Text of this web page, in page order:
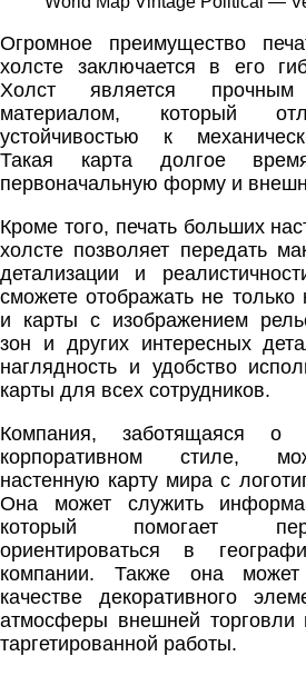
Огромное преимущество
холсте заключается в его
Холст является
материалом, который
устойчивостью к
Такая карта долгое
первоначальную форму и
Кроме того, печать больших
холсте позволяет передать
детализации и
сможете отображать не только
и карты с изображением
зон и других интересных
наглядность и удобство
карты для всех сотрудников.
Компания, заботящаяся
корпоративном стиле,
настенную карту мира с
Она может служить
который помогает
ориентироваться в
компании. Также она может
качестве декоративного
атмосферы внешней торговли
таргетированной работы.